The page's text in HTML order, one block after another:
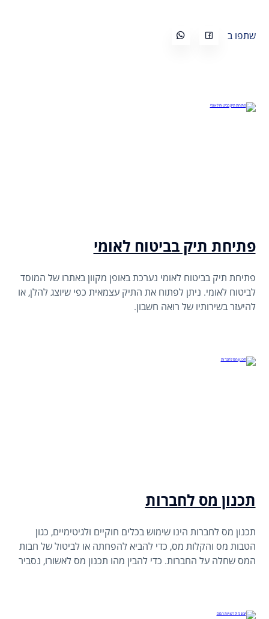
שתפו ב
פתיחת תיק בביטוח לאומי
פתיחת תיק בביטוח לאומי נערכת באופן מקוון באתרו של המוסד
לביטוח לאומי. ניתן לפתוח את התיק עצמאית כפי שיוצג להלן, או
להיעזר בשירותיו של רואה חשבון.
תכנון מס לחברות
תכנון מס לחברות הינו שימוש בכלים חוקיים ולגיטימיים, כגון
הטבות מס והקלות מס, כדי להביא להפחתה או לביטול של חבות
המס שחלה על החברות. כדי להבין מהו תכנון מס לאשורו, נסביר